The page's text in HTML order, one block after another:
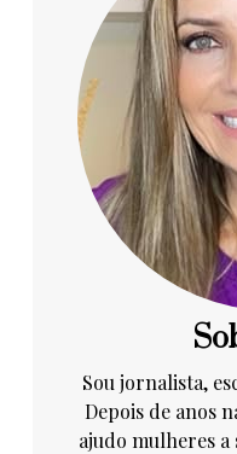
Sou jornalista,
Depois de anos
ajudo mulheres